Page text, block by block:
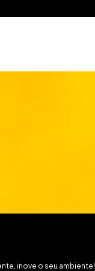
inove o seu ambiente!